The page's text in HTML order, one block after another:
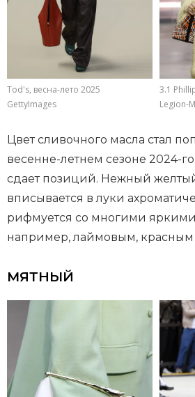
Tod's, весна-лето 2025
GettyImages
3.1
Legion-
Цвет сливочного масла стал
весенне-летнем сезоне 2024-
сдает позиций. Нежный
вписывается в луки
рифмуется со многими
например, лаймовым,
МЯТНЫЙ